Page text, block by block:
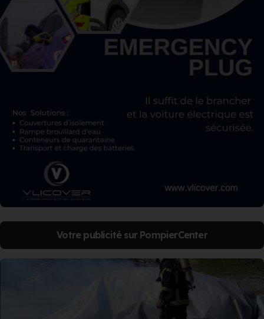
Votre publicité sur PompierCenter